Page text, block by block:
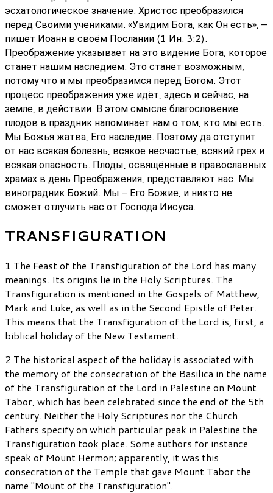
эсхатологическое значение. Христос преобразился
перед Своими учениками. «Увидим Бога, как Он есть», –
пишет Иоанн в своём Послании (1 Ин. 3:2).
Преображение указывает на это видение Бога, которое
станет нашим наследием. Это станет возможным,
потому что и мы преобразимся перед Богом. Этот
процесс преображения уже идёт, здесь и сейчас, на
земле, в действии. В этом смысле благословение
плодов в праздник напоминает нам о том, кто мы есть.
Мы Божья жатва, Его наследие. Поэтому да отступит
от нас всякая болезнь, всякое несчастье, всякий грех и
всякая опасность. Плоды, освящённые в православных
храмах в день Преображения, представляют нас. Мы
виноградник Божий. Мы – Его Божие, и никто не
сможет отлучить нас от Господа Иисуса.
TRANSFIGURATION
1 The Feast of the Transfiguration of the Lord has many
meanings. Its origins lie in the Holy Scriptures. The
Transfiguration is mentioned in the Gospels of Matthew,
Mark and Luke, as well as in the Second Epistle of Peter.
This means that the Transfiguration of the Lord is, first, a
biblical holiday of the New Testament.
2 The historical aspect of the holiday is associated with
the memory of the consecration of the Basilica in the name
of the Transfiguration of the Lord in Palestine on Mount
Tabor, which has been celebrated since the end of the 5th
century. Neither the Holy Scriptures nor the Church
Fathers specify on which particular peak in Palestine the
Transfiguration took place. Some authors for instance
speak of Mount Hermon; apparently, it was this
consecration of the Temple that gave Mount Tabor the
name "Mount of the Transfiguration".